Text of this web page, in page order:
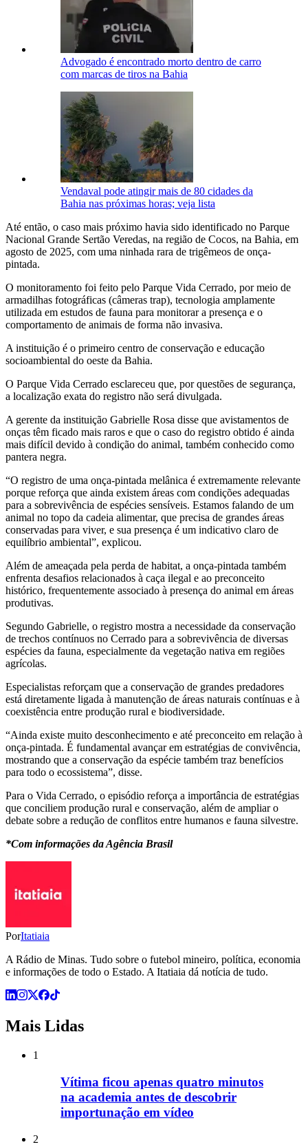
Advogado é encontrado morto dentro de carro
com marcas de tiros na Bahia
Vendaval pode atingir mais de 80 cidades da
Bahia nas próximas horas; veja lista
Até então, o caso mais próximo havia sido identificado no Parque
Nacional Grande Sertão Veredas, na região de Cocos, na Bahia, em
agosto de 2025, com uma ninhada rara de trigêmeos de onça-
pintada.
O monitoramento foi feito pelo Parque Vida Cerrado, por meio de
armadilhas fotográficas (câmeras trap), tecnologia amplamente
utilizada em estudos de fauna para monitorar a presença e o
comportamento de animais de forma não invasiva.
A instituição é o primeiro centro de conservação e educação
socioambiental do oeste da Bahia.
O Parque Vida Cerrado esclareceu que, por questões de segurança,
a localização exata do registro não será divulgada.
A gerente da instituição Gabrielle Rosa disse que avistamentos de
onças têm ficado mais raros e que o caso do registro obtido é ainda
mais difícil devido à condição do animal, também conhecido como
pantera negra.
“O registro de uma onça-pintada melânica é extremamente relevante
porque reforça que ainda existem áreas com condições adequadas
para a sobrevivência de espécies sensíveis. Estamos falando de um
animal no topo da cadeia alimentar, que precisa de grandes áreas
conservadas para viver, e sua presença é um indicativo claro de
equilíbrio ambiental”, explicou.
Além de ameaçada pela perda de habitat, a onça-pintada também
enfrenta desafios relacionados à caça ilegal e ao preconceito
histórico, frequentemente associado à presença do animal em áreas
produtivas.
Segundo Gabrielle, o registro mostra a necessidade da conservação
de trechos contínuos no Cerrado para a sobrevivência de diversas
espécies da fauna, especialmente da vegetação nativa em regiões
agrícolas.
Especialistas reforçam que a conservação de grandes predadores
está diretamente ligada à manutenção de áreas naturais contínuas e à
coexistência entre produção rural e biodiversidade.
“Ainda existe muito desconhecimento e até preconceito em relação à
onça-pintada. É fundamental avançar em estratégias de convivência,
mostrando que a conservação da espécie também traz benefícios
para todo o ecossistema”, disse.
Para o Vida Cerrado, o episódio reforça a importância de estratégias
que conciliem produção rural e conservação, além de ampliar o
debate sobre a redução de conflitos entre humanos e fauna silvestre.
*Com informações da Agência Brasil
PorItatiaia
A Rádio de Minas. Tudo sobre o futebol mineiro, política, economia
e informações de todo o Estado. A Itatiaia dá notícia de tudo.
Mais Lidas
1
Vítima ficou apenas quatro minutos
na academia antes de descobrir
importunação em vídeo
2